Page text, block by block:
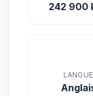
242 900
LANGUE